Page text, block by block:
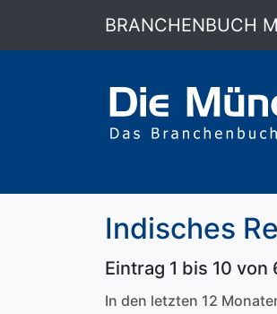
BRANCHENBUCH
Indisches
Eintrag 1 bis 10 von
In den letzten 12